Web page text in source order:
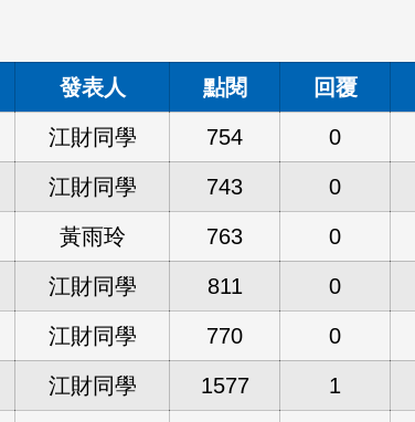
發表人 點閱 回覆
江財同學 754 0
江財同學 743 0
黃雨玲 763 0
江財同學 811 0
江財同學 770 0
江財同學 1577 1